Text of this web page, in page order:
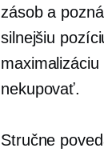
zásob a
silnejšiu
nekupovať.
Stručne